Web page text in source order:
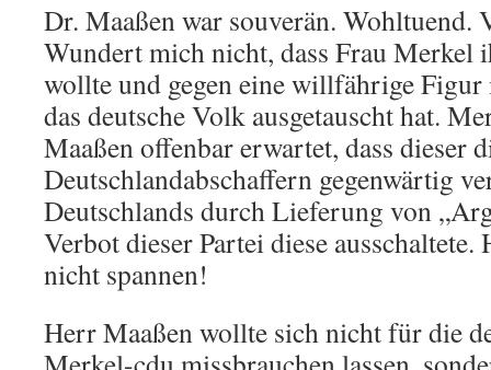
Dr. Maaßen war souverän. Wohltuend.
Wundert mich nicht, dass Frau Merkel
wollte und gegen eine willfährige Figur
das deutsche Volk ausgetauscht hat.
Maaßen offenbar erwartet, dass dieser
Deutschlandabschaffern gegenwärtig
Deutschlands durch Lieferung von
Verbot dieser Partei diese
nicht spannen!
Herr Maaßen wollte sich nicht für die